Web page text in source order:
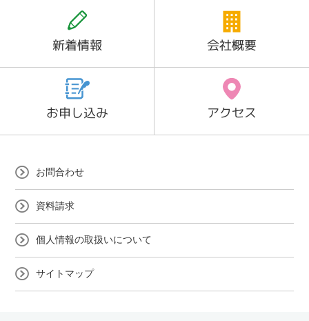
新着情報 会社概要
お申し込み アクセス
お問合わせ
資料請求
個人情報の取扱いについて
サイトマップ